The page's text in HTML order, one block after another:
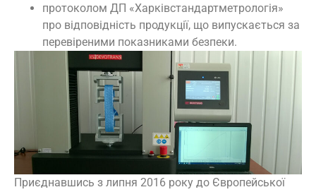
протоколом ДП «Харківстандартметрологія»
про відповідність продукції, що випускається за
перевіреними показниками безпеки.
Приєднавшись з липня 2016 року до Європейської